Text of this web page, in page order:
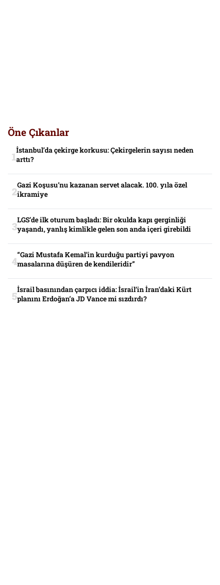
Öne Çıkanlar
İstanbul’da çekirge korkusu: Çekirgelerin sayısı neden
arttı?
Gazi Koşusu’nu kazanan servet alacak. 100. yıla özel
ikramiye
LGS’de ilk oturum başladı: Bir okulda kapı gerginliği
yaşandı, yanlış kimlikle gelen son anda içeri girebildi
“Gazi Mustafa Kemal’in kurduğu partiyi pavyon
masalarına düşüren de kendileridir”
İsrail basınından çarpıcı iddia: İsrail’in İran’daki Kürt
planını Erdoğan’a JD Vance mi sızdırdı?